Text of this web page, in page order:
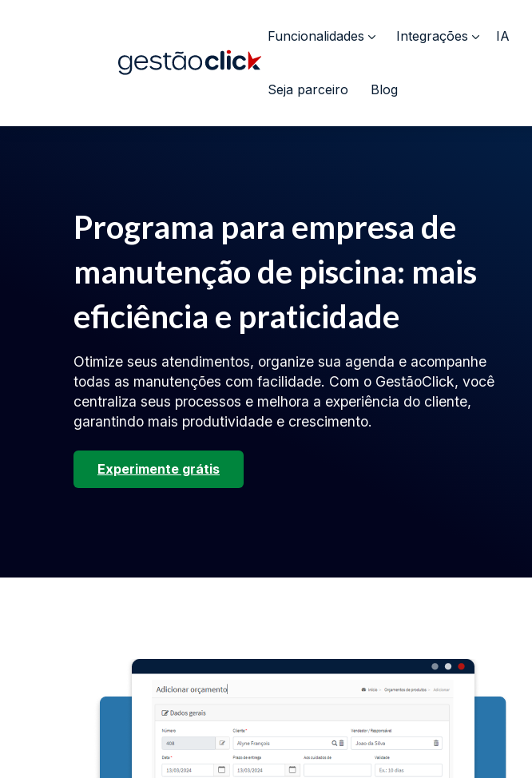
Funcionalidades Integrações IA
Seja parceiro Blog
Programa para empresa de
manutenção de piscina: mais
eficiência e praticidade
Otimize seus atendimentos, organize sua agenda e acompanhe
todas as manutenções com facilidade. Com o GestãoClick, você
centraliza seus processos e melhora a experiência do cliente,
garantindo mais produtividade e crescimento.
Experimente grátis